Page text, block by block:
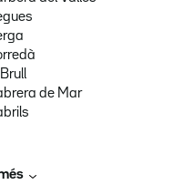
Brull
de Mar